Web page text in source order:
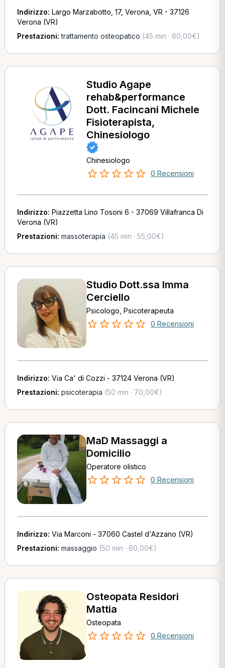
Indirizzo: Largo Marzabotto, 17, Verona, VR - 37126
Verona (VR)
Prestazioni:trattamento osteopatico (45 min · 60,00€)
Studio Agape
rehab&performance
Dott. Facincani Michele
Fisioterapista,
Chinesiologo
Chinesiologo
0 Recensioni
Indirizzo: Piazzetta Lino Tosoni 6 - 37069 Villafranca Di
Verona (VR)
Prestazioni: massoterapia (45 min · 55,00€)
Studio Dott.ssa Imma
Cerciello
Psicologo, Psicoterapeuta
0 Recensioni
Indirizzo: Via Ca' di Cozzi - 37124 Verona (VR)
Prestazioni: psicoterapia (50 min · 70,00€)
MaD Massaggi a
Domicilio
Operatore olistico
0 Recensioni
Indirizzo: Via Marconi - 37060 Castel d'Azzano (VR)
Prestazioni: massaggio (50 min · 60,00€)
Osteopata Residori
Mattia
Osteopata
0 Recensioni